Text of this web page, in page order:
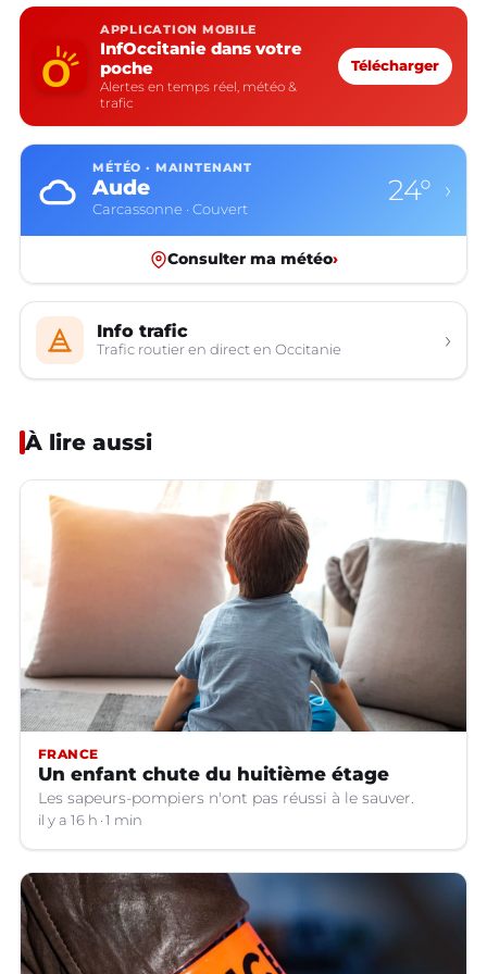
APPLICATION MOBILE
InfOccitanie dans votre
poche
Alertes en temps réel, météo &
trafic
Télécharger
MÉTÉO · MAINTENANT
Aude
Carcassonne · Couvert
24° ›
Consulter ma météo›
Info trafic
Trafic routier en direct en Occitanie ›
À lire aussi
FRANCE
Un enfant chute du huitième étage
Les sapeurs-pompiers n'ont pas réussi à le sauver.
il y a 16 h 1 min